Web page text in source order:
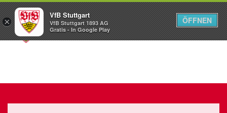
Menü
×
VfB Stuttgart
VfB Stuttgart 1893 AG
Gratis - In Google Play
ÖFFNEN